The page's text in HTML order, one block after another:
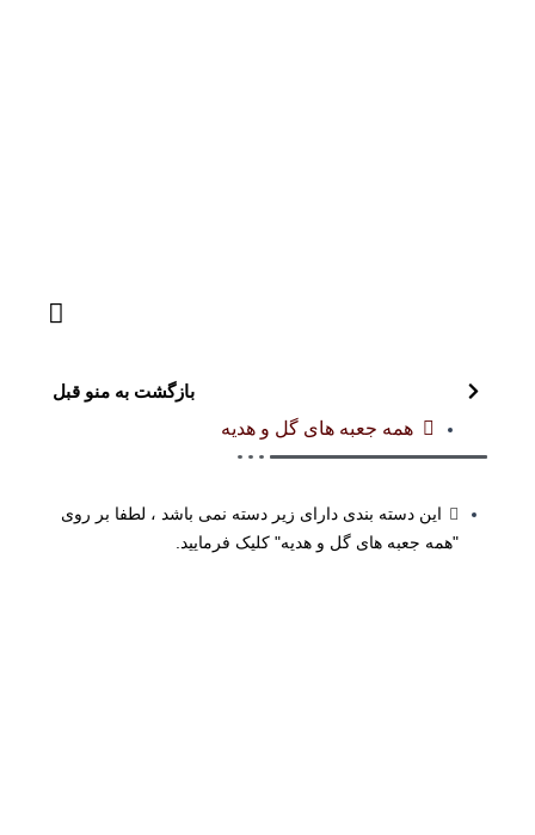
بازگشت به منو قبل
همه جعبه های گل و هدیه
این دسته بندی دارای زیر دسته نمی باشد ، لطفا بر روی
"همه جعبه های گل و هدیه" کلیک فرمایید.